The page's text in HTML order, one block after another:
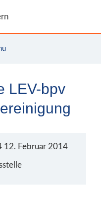
LEV-bpv
12. Februar 2014